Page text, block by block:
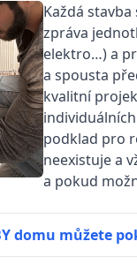
Každá
zpráva
elektro…) a
a spousta
kvalitní
podklad pro
neexistuje a
a pokud
domu můžete